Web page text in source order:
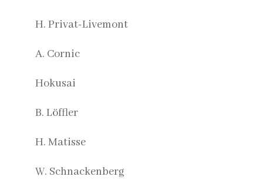
H. Privat-Livemont
A. Cornic
Hokusai
B. Löffler
H. Matisse
W. Schnackenberg